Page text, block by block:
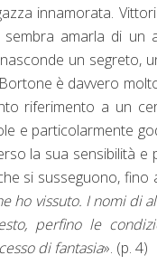
innamorata.
sembra amarla di
un segreto,
è davvero
riferimento a un
e particolarmente
la sua sensibilità
si susseguono,
ho vissuto. I nomi di
perfino le
di fantasia». (p. 4)